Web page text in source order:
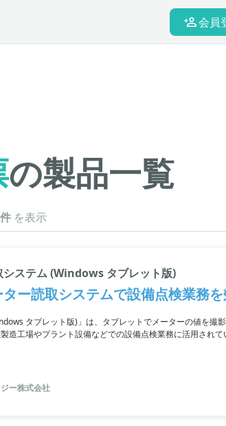
会員
の製品一覧
を表示
システム (Windows タブレット版)
ー読取システムで設備点検業務を
タブレット版)」は、タブレットでメーターの値を撮
造工場やプラント設備などでの設備点検業務に活用され
3段階の選択肢を利用してメーターを特定します。また、
無く、ユーザーの帳票フォーマットにも対応。サブスクリ
ー株式会社